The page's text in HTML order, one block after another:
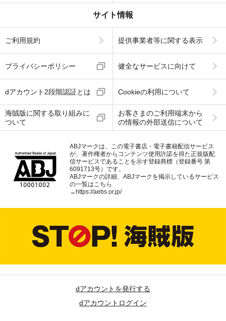
サイト情報
ご利用規約 提供事業者等に関する表示
プライバシーポリシー 健全なサービスに向けて
dアカウント2段階認証とは Cookieの利用について
海賊版に関する取り組みに
ついて
お客さまのご利用端末から
の情報の外部送信について
ABJマークは、この電子書店・電子書籍配信サービス
が、著作権者からコンテンツ使用許諾を得た正規版配
信サービスであることを示す登録商標（登録番号 第
6091713号）です。
ABJマークの詳細、ABJマークを掲示しているサービス
の一覧はこちら
→ https://aebs.or.jp/
dアカウントを発行する
dアカウントログイン